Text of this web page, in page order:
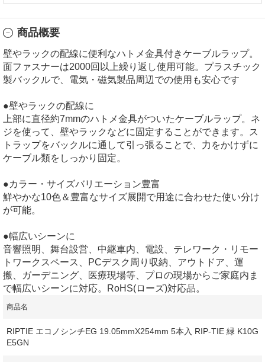
商品概要
壁やラックの配線に便利なハトメ金具付きケーブルラップ。
面ファスナーは2000回以上繰り返し使用可能。プラスチック
製バックルで、電気・磁気製品周辺での使用も安心です
●壁やラックの配線に
上部に直径約7mmのハトメ金具がついたケーブルラップ。ネ
ジを使って、壁やラックなどに固定することができます。ス
トラップをバックルに通して引っ張ることで、力をかけずに
ケーブル類をしっかり固定。
●カラー・サイズバリエーション豊富
鮮やかな10色＆豊富なサイズ展開で用途に合わせた使い分け
が可能。
●幅広いシーンに
音響照明、舞台設営、中継車内、電設、テレワーク・リモー
トワークスペース、PCデスク周り収納、アウトドア、運
搬、ガーデニング、医療現場等、プロの現場からご家庭内ま
で幅広いシーンに対応。RoHS(ローズ)対応品。
商品名
RIPTIE エコノシンチEG 19.05mmX254mm 5本入 RIP-TIE 緑 K10G
E5GN